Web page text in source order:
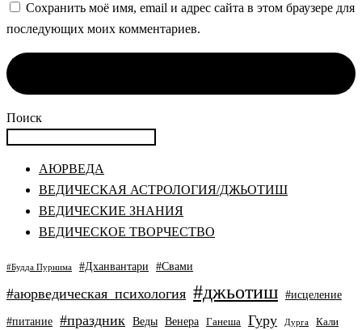
Сохранить моё имя, email и адрес сайта в этом браузере для
последующих моих комментариев.
Поиск
АЮРВЕДА
ВЕДИЧЕСКАЯ АСТРОЛОГИЯ/ДЖЬОТИШ
ВЕДИЧЕСКИЕ ЗНАНИЯ
ВЕДИЧЕСКОЕ ТВОРЧЕСТВО
#Будда Пурнима #Дханвантари #Свами
#аюрведическая_психология #джьотиш #исцеление
#питание #праздник Веды Венера Ганеша Гуру Дурга
Кали